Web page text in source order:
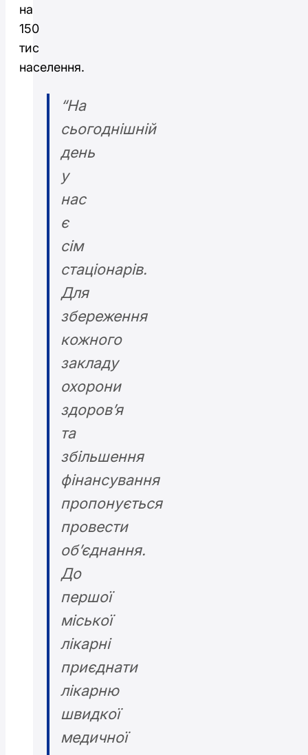
на
150
тис
населення.
“На
сьогоднішній
день
у
нас
є
сім
стаціонарів.
Для
збереження
кожного
закладу
охорони
здоров’я
та
збільшення
фінансування
пропонується
провести
об’єднання.
До
першої
міської
лікарні
приєднати
лікарню
швидкої
медичної